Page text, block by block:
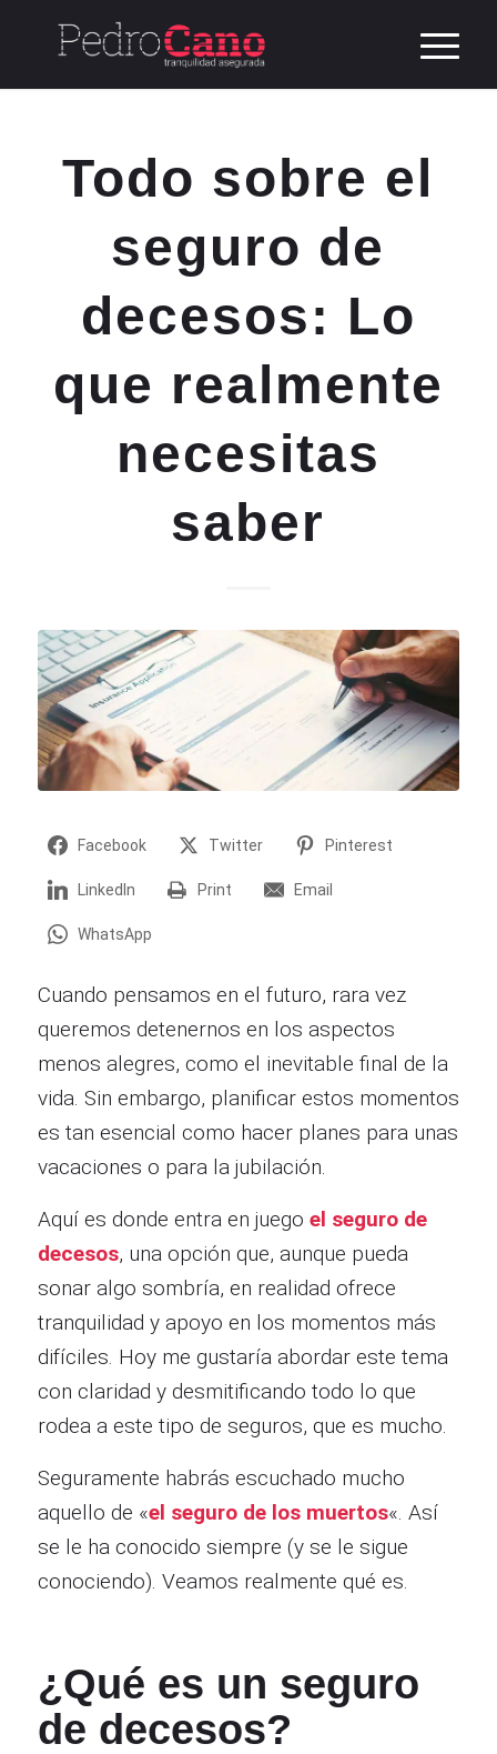
Todo sobre el
seguro de
decesos: Lo
que realmente
necesitas
saber
Facebook Twitter Pinterest
LinkedIn Print Email
WhatsApp
Cuando pensamos en el futuro, rara vez
queremos detenernos en los aspectos
menos alegres, como el inevitable final de la
vida. Sin embargo, planificar estos momentos
es tan esencial como hacer planes para unas
vacaciones o para la jubilación.
Aquí es donde entra en juego el seguro de
decesos, una opción que, aunque pueda
sonar algo sombría, en realidad ofrece
tranquilidad y apoyo en los momentos más
difíciles. Hoy me gustaría abordar este tema
con claridad y desmitificando todo lo que
rodea a este tipo de seguros, que es mucho.
Seguramente habrás escuchado mucho
aquello de «el seguro de los muertos«. Así
se le ha conocido siempre (y se le sigue
conociendo). Veamos realmente qué es.
¿Qué es un seguro
de decesos?